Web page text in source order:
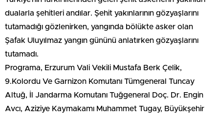
dualarla şehitleri andılar. Şehit yakınlarının gözyaşlarını
tutamadığı gözlenirken, yangında bölükte asker olan
Şafak Uluyılmaz yangın gününü anlatırken gözyaşlarını
tutamadı.
Programa, Erzurum Vali Vekili Mustafa Berk Çelik,
9.Kolordu Ve Garnizon Komutanı Tümgeneral Tuncay
Altuğ, İl Jandarma Komutanı Tuğgeneral Doç. Dr. Engin
Avcı, Aziziye Kaymakamı Muhammet Tugay, Büyükşehir